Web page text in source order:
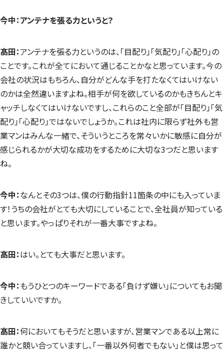
今中：アンテナを張る力というと？
髙田：アンテナを張る力というのは、「目配り」「気配り」「心配り」の
ことです。これが全てにおいて通じることかなと思っています。今の
会社の状況はもちろん、自分がどんな手を打たなくてはいけない
のかは全然違いますよね。相手が何を欲しているのかもきちんとキ
ャッチしなくてはいけないですし、これらのこと全部が「目配り」「気
配り」「心配り」ではないでしょうか。これは社内に限らず社外も営
業マンはみんな一緒で、そういうところを常々いかに敏感に自分が
感じられるかが大切な成功をするために大切な3つだと思います
ね。
今中：なんとその3つは、僕の行動指針11箇条の中にも入っていま
す！うちの会社がとても大切にしていることで、全社員が知っている
と思います。やっぱりそれが一番大事ですよね。
髙田：はい。とても大事だと思います。
今中：もうひとつのキーワードである「負けず嫌い」についてもお聞
きしていいですか。
髙田：何においてもそうだと思いますが、営業マンである以上常に
誰かと競い合っていますし、「一番以外何者でもない」と僕は思って